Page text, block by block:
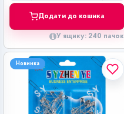
Додати до кошика
У ящику: 240 пачок
Новинка